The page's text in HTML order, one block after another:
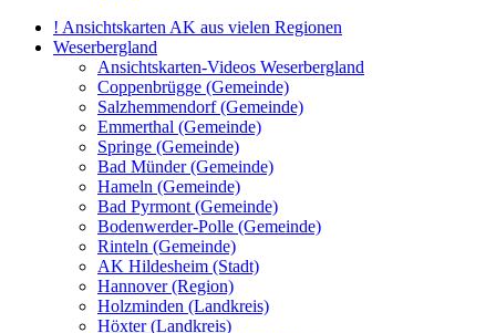
! Ansichtskarten AK aus vielen Regionen
Weserbergland
Ansichtskarten-Videos Weserbergland
Coppenbrügge (Gemeinde)
Salzhemmendorf (Gemeinde)
Emmerthal (Gemeinde)
Springe (Gemeinde)
Bad Münder (Gemeinde)
Hameln (Gemeinde)
Bad Pyrmont (Gemeinde)
Bodenwerder-Polle (Gemeinde)
Rinteln (Gemeinde)
AK Hildesheim (Stadt)
Hannover (Region)
Holzminden (Landkreis)
Höxter (Landkreis)